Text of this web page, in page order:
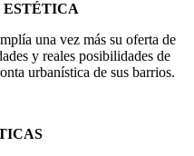
una vez más su oferta de
y reales posibilidades de
urbanística de sus barrios.